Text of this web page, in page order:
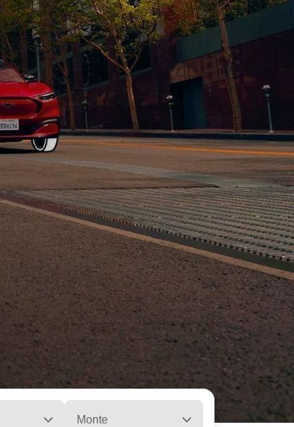
Monte